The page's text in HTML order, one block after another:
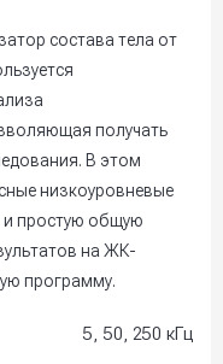
состава тела от
получать
В этом
низкоуровневые
простую общую
на ЖК-
программу.
5, 50, 250 кГц